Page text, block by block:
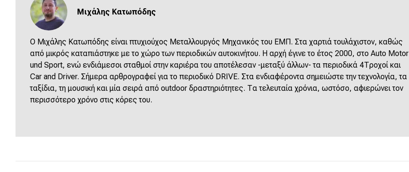
eDRIVE
DRIVE USED
Μιχάλης Κατωπόδης
Ο Μιχάλης Κατωπόδης είναι πτυχιούχος Μεταλλουργός Μηχανικός του ΕΜΠ. Στα χαρτιά τουλάχιστον, καθώς
από μικρός καταπιάστηκε με το χώρο των περιοδικών αυτοκινήτου. Η αρχή έγινε το έτος 2000, στο Auto Motor
und Sport, ενώ ενδιάμεσοι σταθμοί στην καριέρα του αποτέλεσαν -μεταξύ άλλων- τα περιοδικά 4Τροχοί και
Car and Driver. Σήμερα αρθρογραφεί για το περιοδικό DRIVE. Στα ενδιαφέροντα σημειώστε την τεχνολογία, τα
ταξίδια, τη μουσική και μία σειρά από outdoor δραστηριότητες. Τα τελευταία χρόνια, ωστόσο, αφιερώνει τον
περισσότερο χρόνο στις κόρες του.